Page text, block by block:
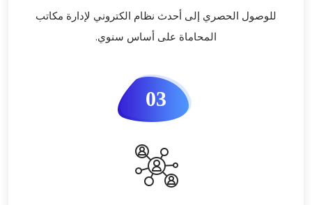
للوصول الحصري إلى أحدث نظام الكتروني لإدارة مكاتب
المحاماة على أساس سنوي.
03